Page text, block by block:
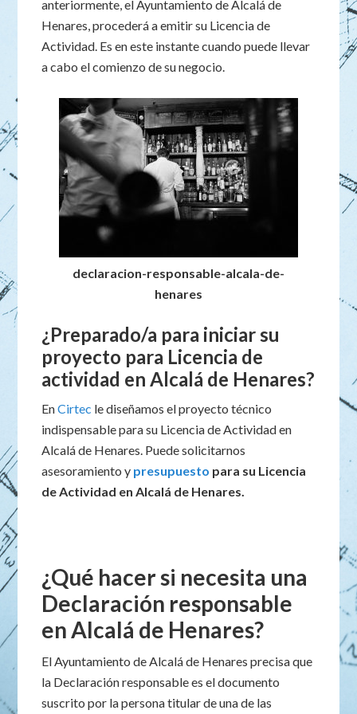
anteriormente, el Ayuntamiento de Alcalá de
Henares, procederá a emitir su Licencia de
Actividad. Es en este instante cuando puede llevar
a cabo el comienzo de su negocio.
declaracion-responsable-alcala-de-
henares
¿Preparado/a para iniciar su
proyecto para Licencia de
actividad en Alcalá de Henares?
EnCirtec le diseñamos el proyecto técnico
indispensable para su Licencia de Actividad en
Alcalá de Henares. Puede solicitarnos
asesoramiento y presupuesto para su Licencia
de Actividad en Alcalá de Henares.
¿Qué hacer si necesita una
Declaración responsable
en Alcalá de Henares?
El Ayuntamiento de Alcalá de Henares precisa que
la Declaración responsable es el documento
suscrito por la persona titular de una de las